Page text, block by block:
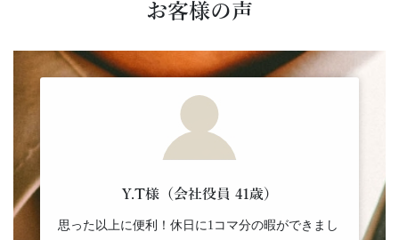
お客様の声
Y.T様（会社役員 41歳）
思った以上に便利！休日に1コマ分の暇ができまし